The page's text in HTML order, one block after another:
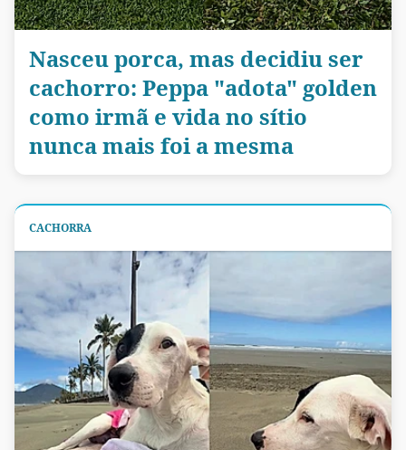
Nasceu porca, mas decidiu ser
cachorro: Peppa "adota" golden
como irmã e vida no sítio
nunca mais foi a mesma
CACHORRA